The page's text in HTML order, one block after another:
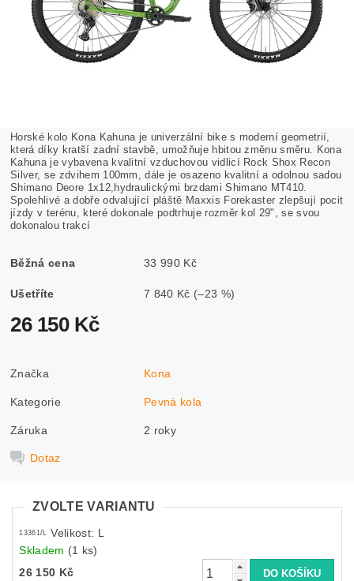
Horské kolo Kona Kahuna je univerzální bike s moderní geometrií,
která díky kratší zadní stavbě, umožňuje hbitou změnu směru. Kona
Kahuna je vybavena kvalitní vzduchovou vidlicí Rock Shox Recon
Silver, se zdvihem 100mm, dále je osazeno kvalitní a odolnou sadou
Shimano Deore 1x12,hydraulickými brzdami Shimano MT410.
Spolehlivé a dobře odvalující pláště Maxxis Forekaster zlepšují pocit
jízdy v terénu, které dokonale podtrhuje rozměr kol 29", se svou
dokonalou trakcí
Běžná cena 33 990 Kč
Ušetříte 7 840 Kč (–23 %)
26 150 Kč
Značka Kona
Kategorie Pevná kola
Záruka 2 roky
Dotaz
ZVOLTE VARIANTU
13361/L Velikost: L
Skladem (1 ks)
26 150 Kč